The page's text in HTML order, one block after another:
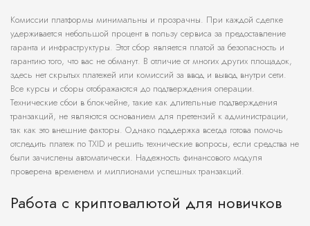
Комиссии платформы минимальны и прозрачны. При каждой сделке
удерживается небольшой процент в пользу сервиса за предоставление
гаранта и инфраструктуры. Этот сбор является платой за безопасность и
гарантию того, что вас не обманут. В отличие от многих других площадок,
здесь нет скрытых платежей или комиссий за ввод и вывод внутри сети.
Все курсы и сборы отображаются до подтверждения операции.
Технические сбои в блокчейне, такие как длительные подтверждения
транзакций, не являются основанием для претензий к администрации,
так как это внешние факторы. Однако поддержка всегда готова помочь
отследить платеж по TXID и решить технические вопросы, если средства не
были зачислены автоматически. Надежность финансового модуля
проверена временем и миллионами успешных транзакций.
Работа с криптовалютой для новичков